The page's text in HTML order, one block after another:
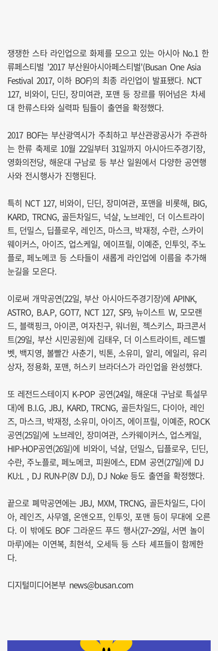
쟁쟁한 스타 라인업으로 화제를 모으고 있는 아시아 No.1 한
류페스티벌 '2017 부산원아시아페스티벌'(Busan One Asia
Festival 2017, 이하 BOF)의 최종 라인업이 발표됐다. NCT
127, 비와이, 딘딘, 장미여관, 포맨 등 장르를 뛰어넘은 차세
대 한류스타와 실력파 팀들이 출연을 확정했다.
2017 BOF는 부산광역시가 주최하고 부산관광공사가 주관하
는 한류 축제로 10월 22일부터 31일까지 아시아드주경기장,
영화의전당, 해운대 구남로 등 부산 일원에서 다양한 공연행
사와 전시행사가 진행된다.
특히 NCT 127, 비와이, 딘딘, 장미여관, 포맨을 비롯해, BIG,
KARD, TRCNG, 골든차일드, 넉살, 노브레인, 더 이스트라이
트, 던밀스, 딥플로우, 레인즈, 마스크, 박재정, 수란, 스카이
웨이커스, 아이즈, 업스케일, 에이프릴, 이예준, 인투잇, 주노
플로, 페노메코 등 스타들이 새롭게 라인업에 이름을 추가해
눈길을 모은다.
이로써 개막공연(22일, 부산 아시아드주경기장)에 APINK,
ASTRO, B.A.P, GOT7, NCT 127, SF9, 뉴이스트 W, 모모랜
드, 블랙핑크, 아이콘, 여자친구, 워너원, 젝스키스, 파크콘서
트(29일, 부산 시민공원)에 김태우, 더 이스트라이트, 레드벨
벳, 백지영, 볼빨간 사춘기, 빅톤, 소유미, 알리, 에일리, 유리
상자, 정용화, 포맨, 허스키 브라더스가 라인업을 완성했다.
또 레전드스테이지 K-POP 공연(24일, 해운대 구남로 특설무
대)에 B.I.G, JBJ, KARD, TRCNG, 골든차일드, 다이아, 레인
즈, 마스크, 박재정, 소유미, 아이즈, 에이프릴, 이예준, ROCK
공연(25일)에 노브레인, 장미여관, 스카웨이커스, 업스케일,
HIP-HOP공연(26일)에 비와이, 넉살, 던밀스, 딥플로우, 딘딘,
수란, 주노플로, 페노메코, 피원에스, EDM 공연(27일)에 DJ
KU:L , DJ RUN-P(8V DJ), DJ Noke 등도 출연을 확정했다.
끝으로 폐막공연에는 JBJ, MXM, TRCNG, 골든차일드, 다이
아, 레인즈, 사무엘, 온앤오프, 인투잇, 포맨 등이 무대에 오른
다. 이 밖에도 BOF 그라운드 푸드 행사(27~29일, 서면 놀이
마루)에는 이연복, 최현석, 오세득 등 스타 셰프들이 함께한
다.
디지털미디어본부 news@busan.com